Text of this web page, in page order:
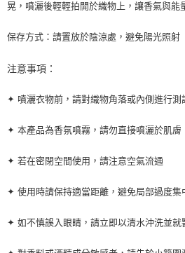
晃，噴灑後輕輕拍開於織物上，讓香氣與能
保存方式：請置放於陰涼處，避免陽光照射
注意事項：
✦ 噴灑衣物前，請對織物角落或內側進行測
✦ 本產品為香氛噴霧，請勿直接噴灑於肌膚
✦ 若在密閉空間使用，請注意空氣流通
✦ 使用時請保持適當距離，避免局部過度集
✦ 如不慎誤入眼睛，請立即以清水沖洗並就